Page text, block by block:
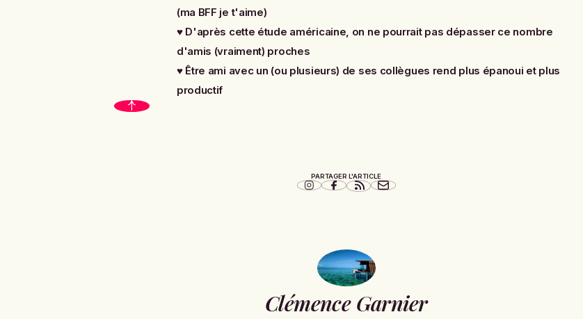
(ma BFF je t'aime)
♥ D'après cette étude américaine, on ne pourrait pas dépasser ce nombre
d'amis (vraiment) proches
♥ Être ami avec un (ou plusieurs) de ses collègues rend plus épanoui et plus
productif
PARTAGER L'ARTICLE
Clémence Garnier